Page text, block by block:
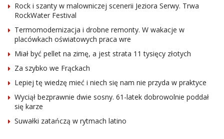
Rock i szanty w malowniczej scenerii Jeziora Serwy. Trwa
RockWater Festival
Termomodernizacja i drobne remonty. W wakacje w
placówkach oświatowych praca wre
Miał być pellet na zimę, a jest strata 11 tysięcy złotych
Za szybko we Frąckach
Lepiej tę wiedzę mieć i niech się nam nie przyda w praktyce
Wyciął bezprawnie dwie sosny. 61-latek dobrowolnie poddał
się karze
Suwałki zatańczą w rytmach latino